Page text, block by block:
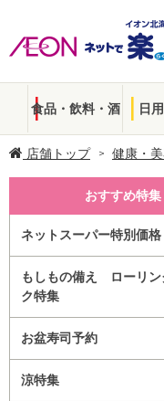
食品・飲料・酒 日
店舗トップ 健康・
おすすめ特集
ネットスーパー特別価格
もしもの備え ローリン
ク特集
お盆寿司予約
涼特集